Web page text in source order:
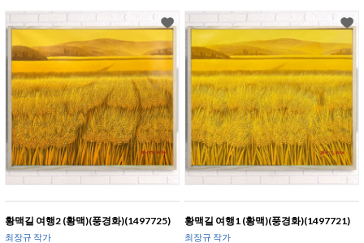
황맥길 여행2 (황맥)(풍경화)(1497725)
최장규 작가
황맥길 여행1 (황맥)(풍경화)(1497721)
최장규 작가